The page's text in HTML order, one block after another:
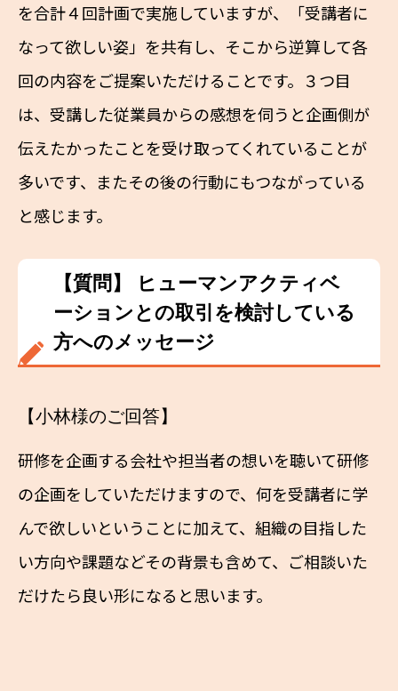
を合計４回計画で実施していますが、「受講者に
なって欲しい姿」を共有し、そこから逆算して各
回の内容をご提案いただけることです。３つ目
は、受講した従業員からの感想を伺うと企画側が
伝えたかったことを受け取ってくれていることが
多いです、またその後の行動にもつながっている
と感じます。
【質問】 ヒューマンアクティベ
ーションとの取引を検討している
方へのメッセージ
【小林様のご回答】
研修を企画する会社や担当者の想いを聴いて研修
の企画をしていただけますので、何を受講者に学
んで欲しいということに加えて、組織の目指した
い方向や課題などその背景も含めて、ご相談いた
だけたら良い形になると思います。